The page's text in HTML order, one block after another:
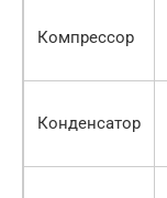
Компрессор
Конденсатор